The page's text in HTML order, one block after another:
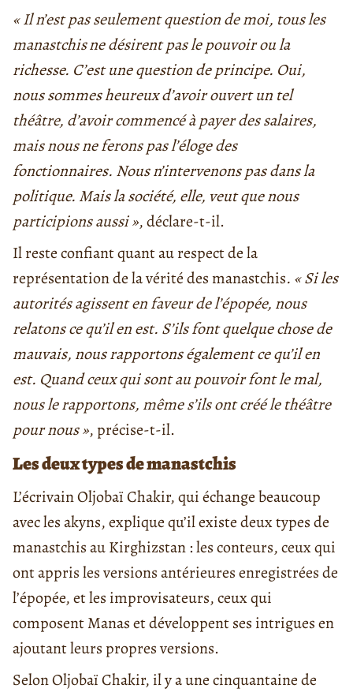
« Il n’est pas seulement question de moi, tous les
manastchisne désirent pas le pouvoir ou la
richesse. C’est une question de principe. Oui,
nous sommes heureux d’avoir ouvert un tel
théâtre, d’avoir commencé à payer des salaires,
mais nous ne ferons pas l’éloge des
fonctionnaires. Nous n’intervenons pas dans la
politique. Mais la société, elle, veut que nous
participions aussi », déclare-t-il.
Il reste confiant quant au respect de la
représentation de la vérité des manastchis. « Si les
autorités agissent en faveur de l’épopée, nous
relatons ce qu’il en est. S’ils font quelque chose de
mauvais, nous rapportons également ce qu’il en
est. Quand ceux qui sont au pouvoir font le mal,
nous le rapportons, même s’ils ont créé le théâtre
pour nous », précise-t-il.
Les deux types de manastchis
L’écrivain Oljobaï Chakir, qui échange beaucoup
avec les akyns, explique qu’il existe deux types de
manastchis au Kirghizstan : les conteurs, ceux qui
ont appris les versions antérieures enregistrées de
l’épopée, et les improvisateurs, ceux qui
composent Manas et développent ses intrigues en
ajoutant leurs propres versions.
Selon Oljobaï Chakir, il y a une cinquantaine de